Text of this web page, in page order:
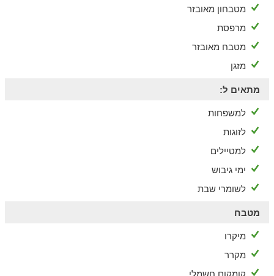
מטבחון מאובזר
מרפסת
מטבח מאובזר
מזגן
מתאים ל:
למשפחות
לזוגות
למטיילים
ימי גיבוש
לשומרי שבת
מטבח
מיקרו
מקרר
קומקום חשמלי